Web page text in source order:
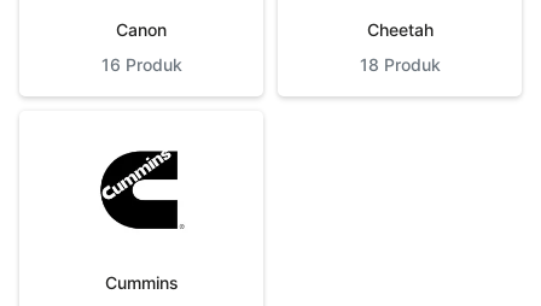
Canon
16 Produk
Cheetah
18 Produk
Cummins